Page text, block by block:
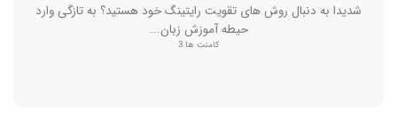
شدیدا به دنبال روش های تقویت رایتینگ خود هستید؟ به تازگی وارد
حیطه آموزش زبان...
کامنت ها 3